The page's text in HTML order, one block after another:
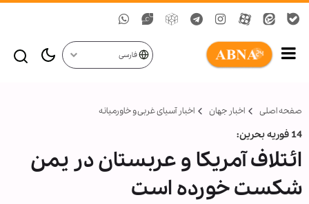
فارسی
صفحه اصلی اخبار جهان اخبار آسیای غربی و خاورمیانه
14 فوریه بحرین:
ائتلاف آمریکا و عربستان در یمن
شکست خورده است